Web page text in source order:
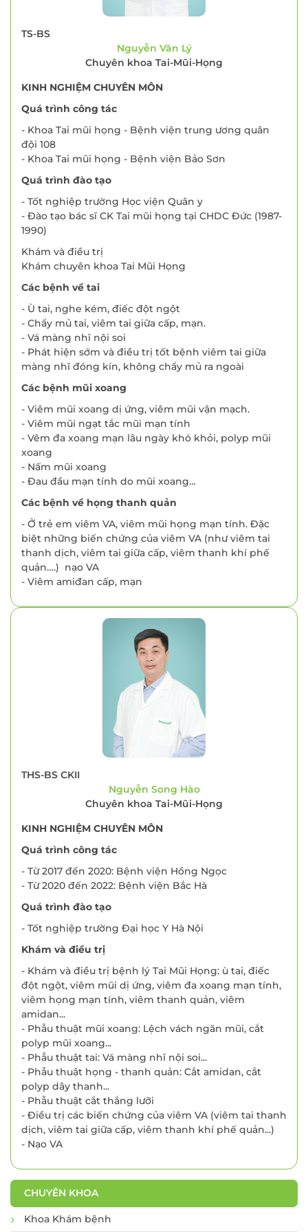
TS-BS
Nguyễn Văn Lý
Chuyên khoa Tai-Mũi-Họng
KINH NGHIỆM CHUYÊN MÔN
Quá trình công tác
- Khoa Tai mũi họng - Bệnh viện trung ương quân
đội 108
- Khoa Tai mũi họng - Bệnh viện Bảo Sơn
Quá trình đào tạo
- Tốt nghiệp trường Học viện Quân y
- Đào tạo bác sĩ CK Tai mũi họng tại CHDC Đức (1987-
1990)
Khám và điều trị
Khám chuyên khoa Tai Mũi Họng
Các bệnh về tai
- Ù tai, nghe kém, điếc đột ngột
- Chẩy mủ tai, viêm tai giữa cấp, mạn.
- Vá màng nhĩ nội soi
- Phát hiện sớm và điều trị tốt bệnh viêm tai giữa
màng nhĩ đóng kín, không chẩy mủ ra ngoài
Các bệnh mũi xoang
- Viêm mũi xoang dị ứng, viêm mũi vận mạch.
- Viêm mũi ngạt tắc mũi mạn tính
- Vêm đa xoang mạn lâu ngày khó khỏi, polyp mũi
xoang
- Nấm mũi xoang
- Đau đầu mạn tính do mũi xoang…
Các bệnh về họng thanh quản
- Ở trẻ em viêm VA, viêm mũi họng mạn tính. Đặc
biệt những biến chứng của viêm VA (như viêm tai
thanh dịch, viêm tai giữa cấp, viêm thanh khí phế
quản….) nạo VA
- Viêm amiđan cấp, mạn
THS-BS CKII
Nguyễn Song Hào
Chuyên khoa Tai-Mũi-Họng
KINH NGHIỆM CHUYÊN MÔN
Quá trình công tác
- Từ 2017 đến 2020: Bệnh viện Hồng Ngọc
- Từ 2020 đến 2022: Bệnh viện Bắc Hà
Quá trình đào tạo
- Tốt nghiệp trường Đại học Y Hà Nội
Khám và điều trị
- Khám và điều trị bệnh lý Tai Mũi Họng: ù tai, điếc
đột ngột, viêm mũi dị ứng, viêm đa xoang mạn tính,
viêm họng mạn tính, viêm thanh quản, viêm
amidan...
- Phẫu thuật mũi xoang: Lệch vách ngăn mũi, cắt
polyp mũi xoang...
- Phẫu thuật tai: Vá màng nhĩ nội soi...
- Phẫu thuật họng - thanh quản: Cắt amidan, cắt
polyp dây thanh...
- Phẫu thuật cắt thắng lưỡi
- Điều trị các biến chứng của viêm VA (viêm tai thanh
dịch, viêm tai giữa cấp, viêm thanh khí phế quản...)
- Nạo VA
CHUYÊN KHOA
Khoa Khám bệnh